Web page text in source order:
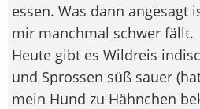
essen. Was dann angesagt
mir manchmal schwer fällt.
Heute gibt es Wildreis
und Sprossen süß sauer
mein Hund zu Hähnchen